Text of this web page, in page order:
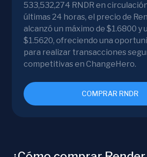
533,532,274 RNDR en
últimas 24 horas, el precio de
alcanzó un máximo de $1.6800 y
$1.5620, ofreciendo una
para realizar transacciones
competitivas en ChangeHero.
COMPRAR RNDR